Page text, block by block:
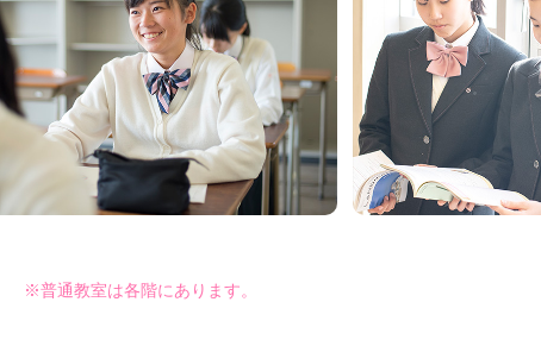
※普通教室は各階にあります。